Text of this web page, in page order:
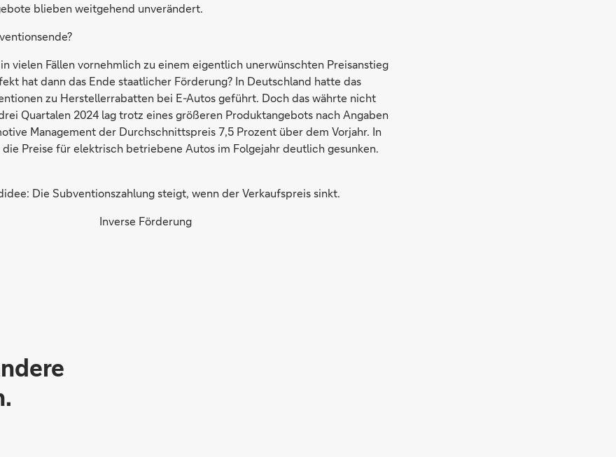
blieben weitgehend unverändert.
vielen Fällen vornehmlich zu einem eigentlich unerwünschten Preisanstieg
hat dann das Ende staatlicher Förderung? In Deutschland hatte das
zu Herstellerrabatten bei E-Autos geführt. Doch das währte nicht
Quartalen 2024 lag trotz eines größeren Produktangebots nach Angaben
Management der Durchschnittspreis 7,5 Prozent über dem Vorjahr. In
die Preise für elektrisch betriebene Autos im Folgejahr deutlich gesunken.
Die Subventionszahlung steigt, wenn der Verkaufspreis sinkt.
Inverse Förderung